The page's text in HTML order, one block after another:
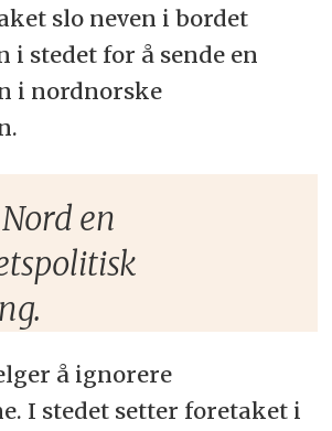
slo neven i bordet
i stedet for å sende en
i nordnorske
en
å ignorere
I stedet setter foretaket i